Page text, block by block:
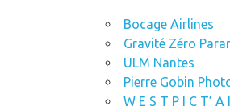
Bocage Airlines
Gravité Zéro
ULM Nantes
Pierre Gobin
W E S T P I C T’